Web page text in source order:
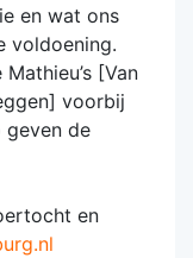
en wat ons
voldoening.
[Van
voorbij
geven de
en